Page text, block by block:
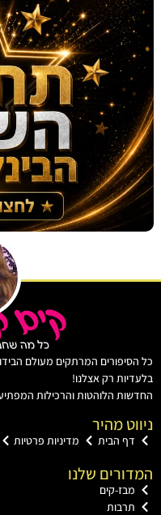
המרתקים מעולם הבידור
רק אצלנו!
הלוהטות והרכילות המפתיעות
מהיר
הבית מדיניות פרטיות
שלנו
קים